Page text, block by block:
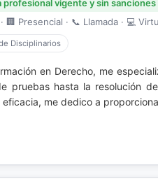
profesional vigente y sin sanciones
🏢 Presencial · 📞 Llamada · 💻
Disciplinarios
en Derecho, me
pruebas hasta la resolución
me dedico a